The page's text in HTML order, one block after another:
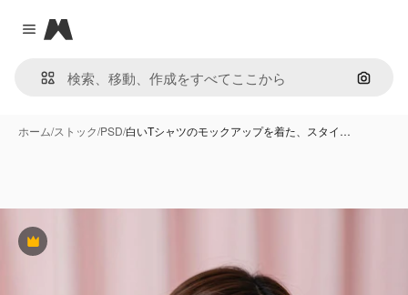
Close menu
Magnific
画像で
ホーム/ストック/PSD/白いTシャツのモックアップを着た、スタイ…
Premium